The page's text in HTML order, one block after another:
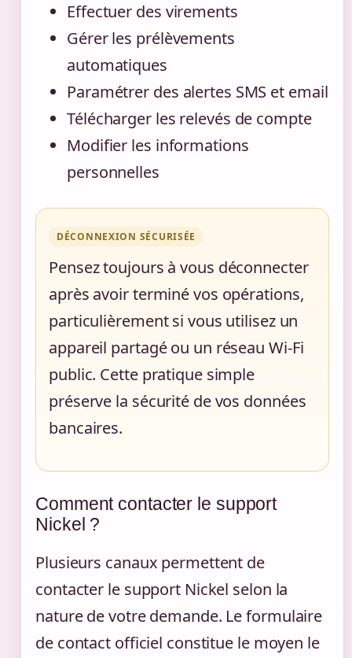
Effectuer des virements
Gérer les prélèvements
automatiques
Paramétrer des alertes SMS et email
Télécharger les relevés de compte
Modifier les informations
personnelles
DÉCONNEXION SÉCURISÉE
Pensez toujours à vous déconnecter
après avoir terminé vos opérations,
particulièrement si vous utilisez un
appareil partagé ou un réseau Wi-Fi
public. Cette pratique simple
préserve la sécurité de vos données
bancaires.
Comment contacter le support
Nickel ?
Plusieurs canaux permettent de
contacter le support Nickel selon la
nature de votre demande. Le formulaire
de contact officiel constitue le moyen le